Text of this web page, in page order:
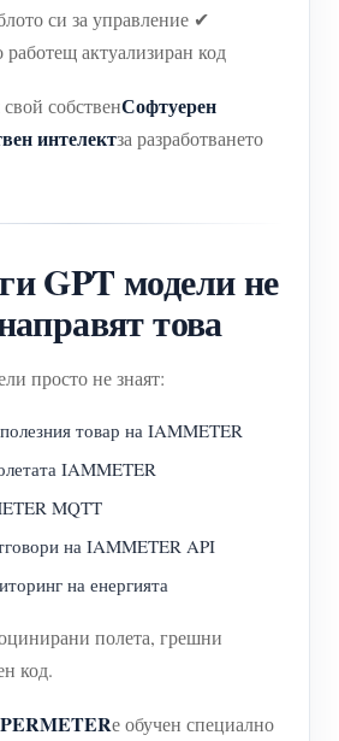
си за управление ✔
актуализиран код
собственСофтуерен
интелектза разработването
GPT модели не
това
просто не знаят:
товар на IAMMETER
IAMMETER
MQTT
на IAMMETER API
на енергията
полета, грешни
код.
е обучен специално